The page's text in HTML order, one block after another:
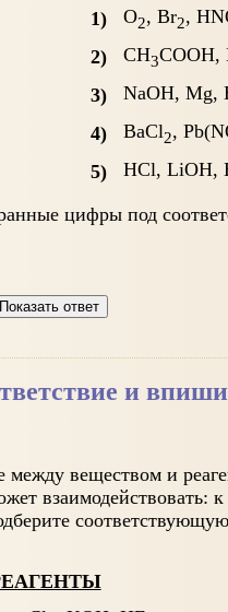
1) O2, Br2,
2)
CH3COOH,
3)
NaOH, Mg,
4)
BaCl2,
5)
HCl, LiOH,
цифры под
и
между веществом и
взаимодействовать: